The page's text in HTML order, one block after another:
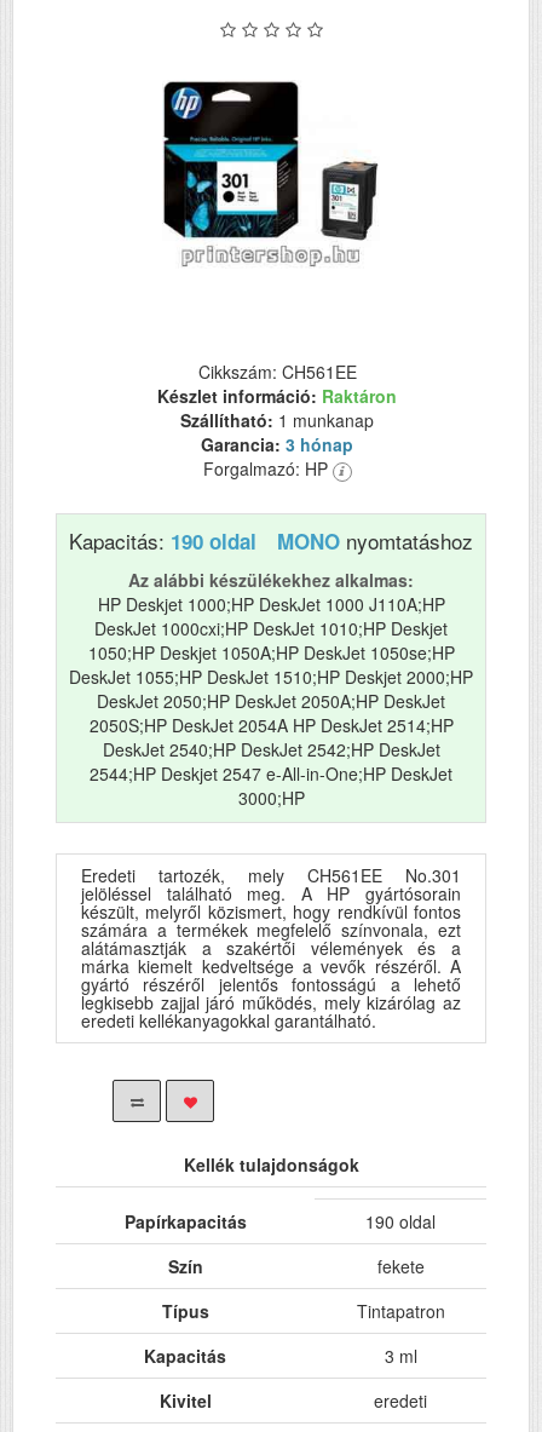
Cikkszám: CH561EE
Készlet információ: Raktáron
Szállítható: 1 munkanap
Garancia: 3 hónap
Forgalmazó: HP
Kapacitás: 190 oldal MONO nyomtatáshoz
Az alábbi készülékekhez alkalmas:
HP Deskjet 1000;HP DeskJet 1000 J110A;HP
DeskJet 1000cxi;HP DeskJet 1010;HP Deskjet
1050;HP Deskjet 1050A;HP DeskJet 1050se;HP
DeskJet 1055;HP DeskJet 1510;HP Deskjet 2000;HP
DeskJet 2050;HP DeskJet 2050A;HP DeskJet
2050S;HP DeskJet 2054A HP DeskJet 2514;HP
DeskJet 2540;HP DeskJet 2542;HP DeskJet
2544;HP Deskjet 2547 e-All-in-One;HP DeskJet
3000;HP
Eredeti tartozék, mely CH561EE No.301
jelöléssel található meg. A HP gyártósorain
készült, melyről közismert, hogy rendkívül fontos
számára a termékek megfelelő színvonala, ezt
alátámasztják a szakértői vélemények és a
márka kiemelt kedveltsége a vevők részéről. A
gyártó részéről jelentős fontosságú a lehető
legkisebb zajjal járó működés, mely kizárólag az
eredeti kellékanyagokkal garantálható.
Kellék tulajdonságok
Papírkapacitás
190 oldal
Szín
fekete
Típus
Tintapatron
Kapacitás
3 ml
Kivitel
eredeti